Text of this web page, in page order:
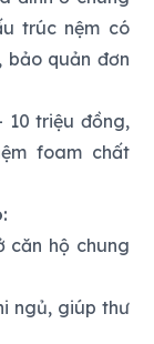
trúc nệm có
bảo quản đơn
10 triệu đồng,
foam chất
căn hộ chung
ngủ, giúp thư